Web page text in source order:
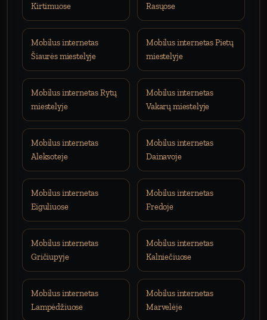
Kirtimuose
Rasųose
Mobilus internetas
Šiaurės miestelyje
Mobilus internetas Pietų
miestelyje
Mobilus internetas Rytų
miestelyje
Mobilus internetas
Vakarų miestelyje
Mobilus internetas
Aleksoteje
Mobilus internetas
Dainavoje
Mobilus internetas
Eiguliuose
Mobilus internetas
Fredoje
Mobilus internetas
Gričiupyje
Mobilus internetas
Kalniečiuose
Mobilus internetas
Lampėdžiuose
Mobilus internetas
Marvelėje